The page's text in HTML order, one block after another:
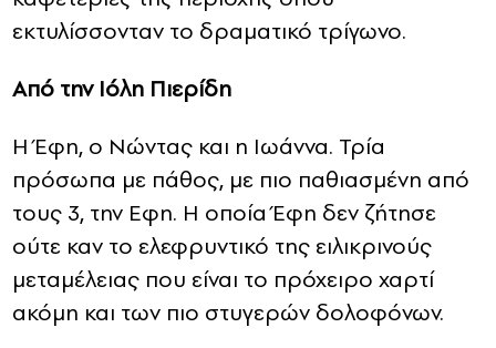
εκτυλίσσονταν το δραματικό τρίγωνο.
Από την Ιόλη Πιερίδη
Η Έφη, ο Νώντας και η Ιωάννα. Τρία
πρόσωπα με πάθος, με πιο παθιασμένη από
τους 3, την Εφη. Η οποία Έφη δεν ζήτησε
ούτε καν το ελεφρυντικό της ειλικρινούς
μεταμέλειας που είναι το πρόχειρο χαρτί
ακόμη και των πιο στυγερών δολοφόνων.